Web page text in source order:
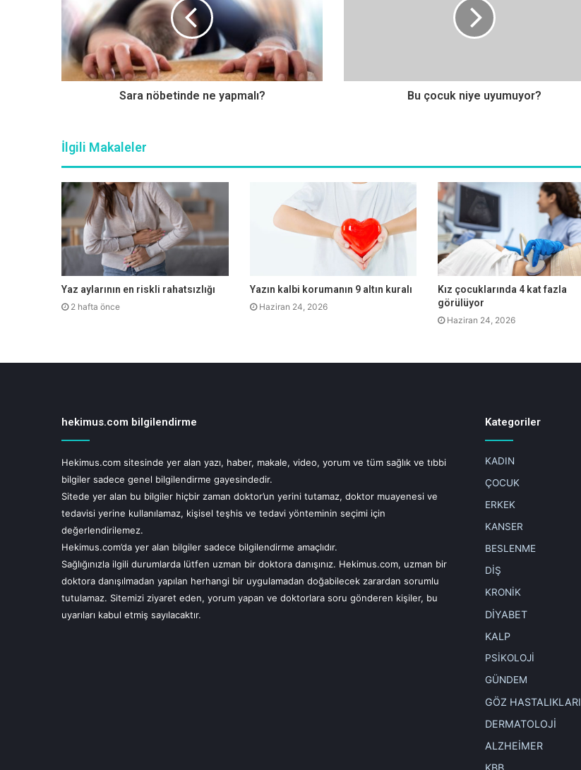
Sara nöbetinde ne yapmalı? Bu çocuk niye uyumuyor?
İlgili Makaleler
Yaz aylarının en riskli rahatsızlığı
2 hafta önce
Yazın kalbi korumanın 9 altın kuralı
Haziran 24, 2026
Kız çocuklarında 4 kat fazla
görülüyor
Haziran 24, 2026
hekimus.com bilgilendirme
Hekimus.com sitesinde yer alan yazı, haber, makale, video, yorum ve tüm sağlık ve tıbbi
bilgiler sadece genel bilgilendirme gayesindedir.
Sitede yer alan bu bilgiler hiçbir zaman doktor’un yerini tutamaz, doktor muayenesi ve
tedavisi yerine kullanılamaz, kişisel teşhis ve tedavi yönteminin seçimi için
değerlendirilemez.
Hekimus.com’da yer alan bilgiler sadece bilgilendirme amaçlıdır.
Sağlığınızla ilgili durumlarda lütfen uzman bir doktora danışınız. Hekimus.com, uzman bir
doktora danışılmadan yapılan herhangi bir uygulamadan doğabilecek zarardan sorumlu
tutulamaz. Sitemizi ziyaret eden, yorum yapan ve doktorlara soru gönderen kişiler, bu
uyarıları kabul etmiş sayılacaktır.
Kategoriler
KADIN
ÇOCUK
ERKEK
KANSER
BESLENME
DİŞ
KRONİK
DİYABET
KALP
PSİKOLOJİ
GÜNDEM
GÖZ HASTALIKLARI
DERMATOLOJİ
ALZHEİMER